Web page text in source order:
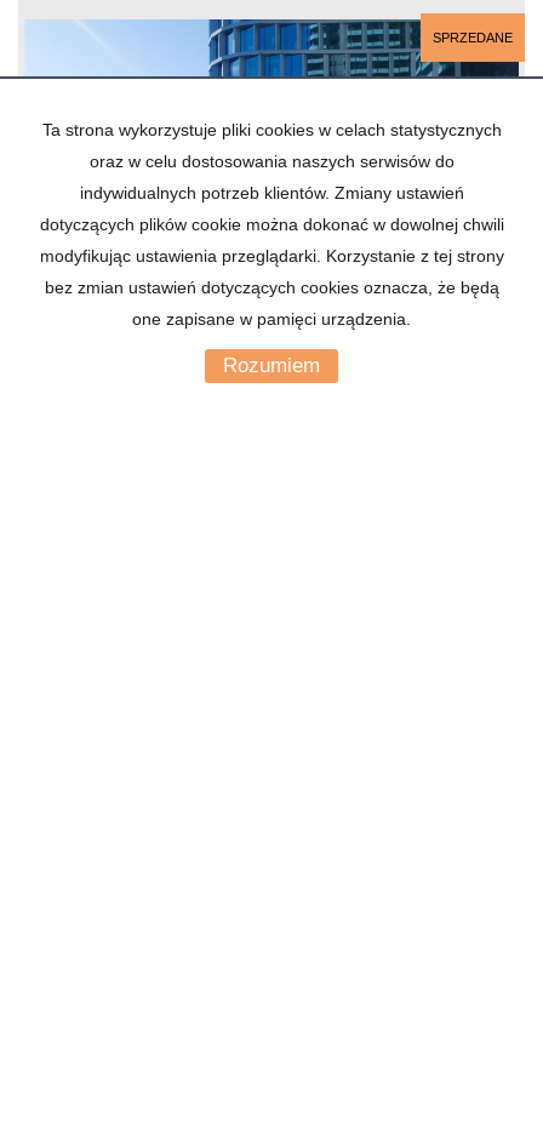
SPRZEDANE
MIESZKANIE NA SPRZEDAŻ
Ta strona wykorzystuje pliki cookies w celach statystycznych
oraz w celu dostosowania naszych serwisów do
indywidualnych potrzeb klientów. Zmiany ustawień
dotyczących plików cookie można dokonać w dowolnej chwili
modyfikując ustawienia przeglądarki. Korzystanie z tej strony
bez zmian ustawień dotyczących cookies oznacza, że będą
one zapisane w pamięci urządzenia.
Rozumiem